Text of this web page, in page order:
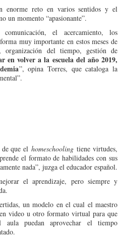
enorme reto en varios sentidos y el
un momento “apasionante”.
el acercamiento, los
muy importante en estos meses de
organización del tiempo, gestión de
en volver a la escuela del año 2019,
”, opina Torres, que cataloga la
de que elhomeschooling tiene virtudes,
el formato de habilidades con sus
nada”, juzga el educador español.
el aprendizaje, pero siempre y
un modelo en el cual el maestro
video u otro formato virtual para que
puedan aprovechar el tiempo